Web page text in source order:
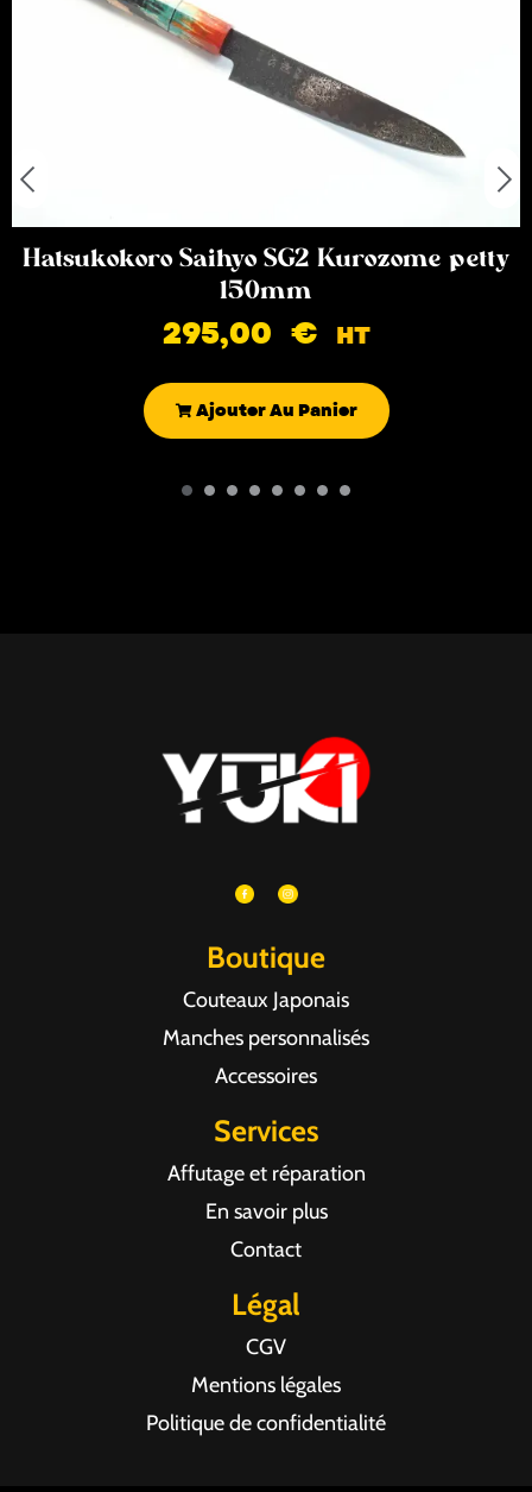
Hatsukokoro Saihyo SG2 Kurozome petty
150mm
295,00 € HT
Ajouter Au Panier
Boutique
Couteaux Japonais
Manches personnalisés
Accessoires
Services
Affutage et réparation
En savoir plus
Contact
Légal
CGV
Mentions légales
Politique de confidentialité